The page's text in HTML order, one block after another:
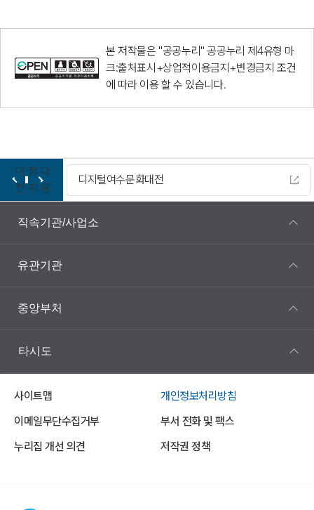
본 저작물은 "공공누리"공공누리 제4유형 마
크:출처표시+상업적이용금지+변경금지 조건
에 따라 이용 할 수 있습니다.
이
전
정
지
다
음
디지털여수문화대전
직속기관/사업소
유관기관
중앙부처
타시도
사이트맵
개인정보처리방침
이메일무단수집거부
부서 전화 및 팩스
누리집 개선 의견
저작권 정책